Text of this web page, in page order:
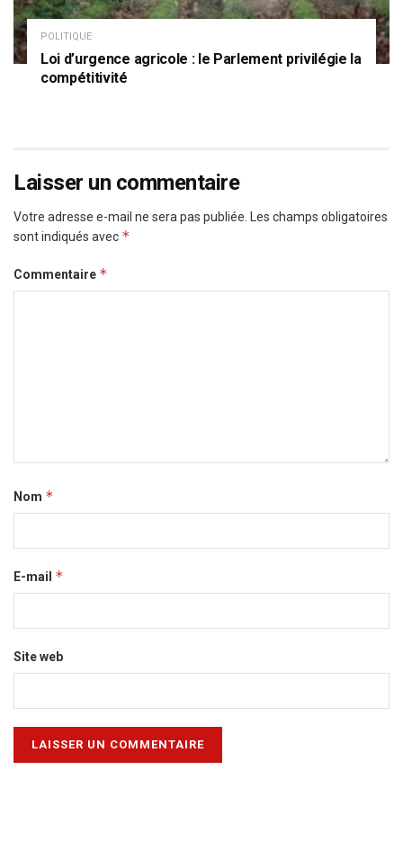
POLITIQUE
Loi d’urgence agricole : le Parlement privilégie la
compétitivité
Laisser un commentaire
Votre adresse e-mail ne sera pas publiée.
Les champs obligatoires
sont indiqués avec *
Commentaire *
Nom *
E-mail *
Site web